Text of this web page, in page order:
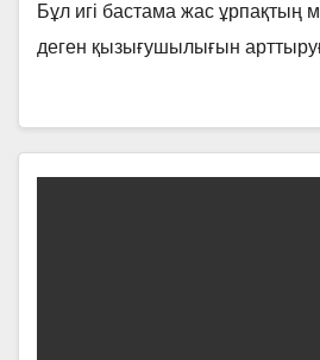
Бұл игі бастама жас ұрпақтың
деген қызығушылығын